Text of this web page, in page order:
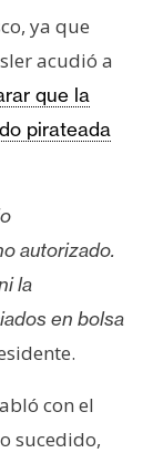
ya que
acudió a
que la
pirateada
autorizado.
la
en bolsa
con el
sucedido,